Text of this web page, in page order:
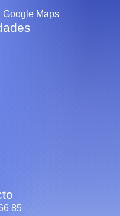
Google Maps
85